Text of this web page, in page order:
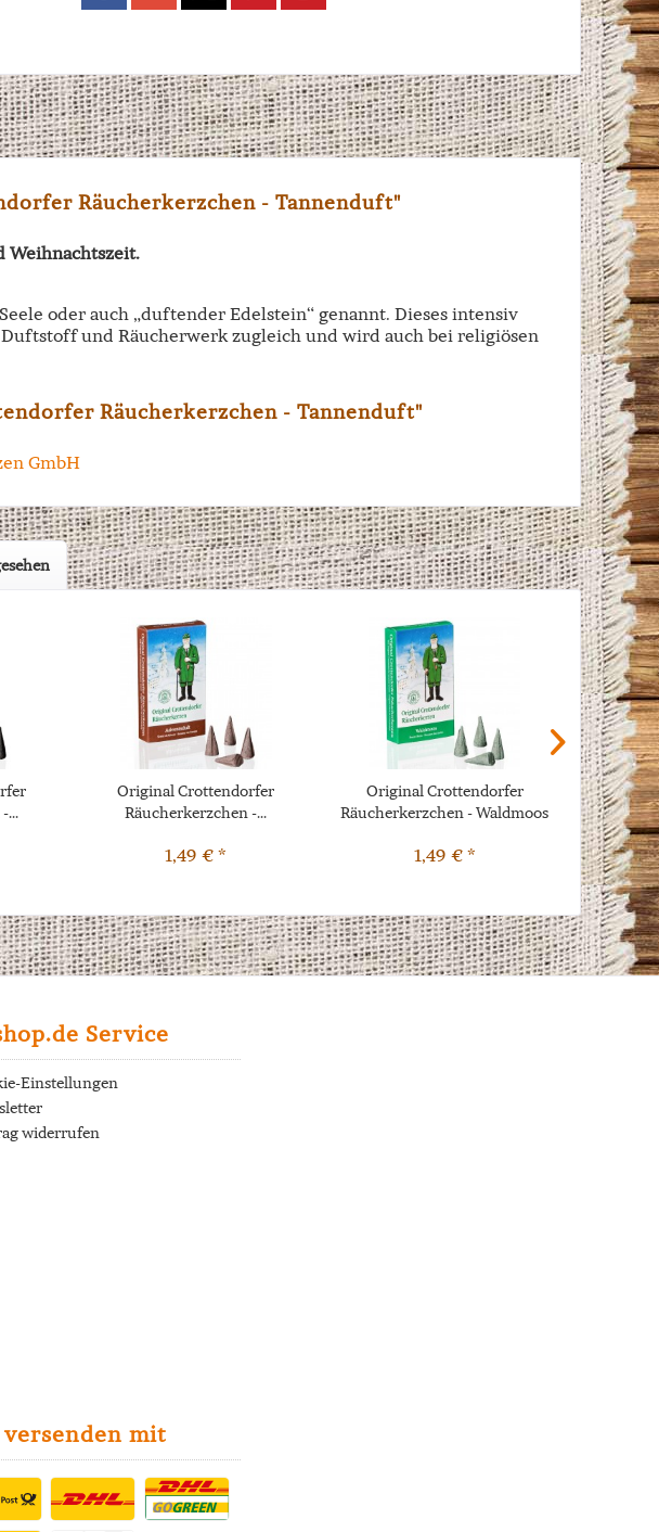
Räucherkerzchen - Tannenduft"
Weihnachtszeit.
oder auch „duftender Edelstein“ genannt. Dieses intensiv
und Räucherwerk zugleich und wird auch bei religiösen
Räucherkerzchen - Tannenduft"
GmbH
...
Original Crottendorfer
Räucherkerzchen -...
1,49 € *
Original Crottendorfer
Räucherkerzchen - Waldmoos
1,49 € *
Service
Einstellungen
widerrufen
mit